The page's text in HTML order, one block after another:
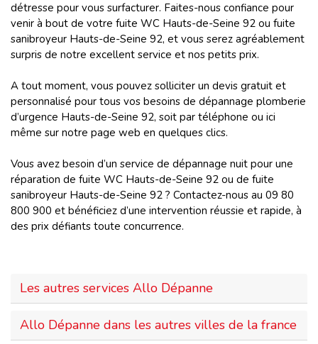
détresse pour vous surfacturer. Faites-nous confiance pour
venir à bout de votre fuite WC Hauts-de-Seine 92 ou fuite
sanibroyeur Hauts-de-Seine 92, et vous serez agréablement
surpris de notre excellent service et nos petits prix.
A tout moment, vous pouvez solliciter un devis gratuit et
personnalisé pour tous vos besoins de dépannage plomberie
d’urgence Hauts-de-Seine 92, soit par téléphone ou ici
même sur notre page web en quelques clics.
Vous avez besoin d’un service de dépannage nuit pour une
réparation de fuite WC Hauts-de-Seine 92 ou de fuite
sanibroyeur Hauts-de-Seine 92 ? Contactez-nous au 09 80
800 900 et bénéficiez d’une intervention réussie et rapide, à
des prix défiants toute concurrence.
Les autres services Allo Dépanne
Allo Dépanne dans les autres villes de la france